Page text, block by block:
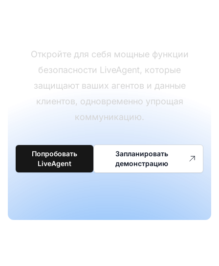
Откройте для себя мощные функции
безопасности LiveAgent, которые
защищают ваших агентов и данные
клиентов, одновременно упрощая
коммуникацию.
Попробовать
LiveAgent
Запланировать
демонстрацию